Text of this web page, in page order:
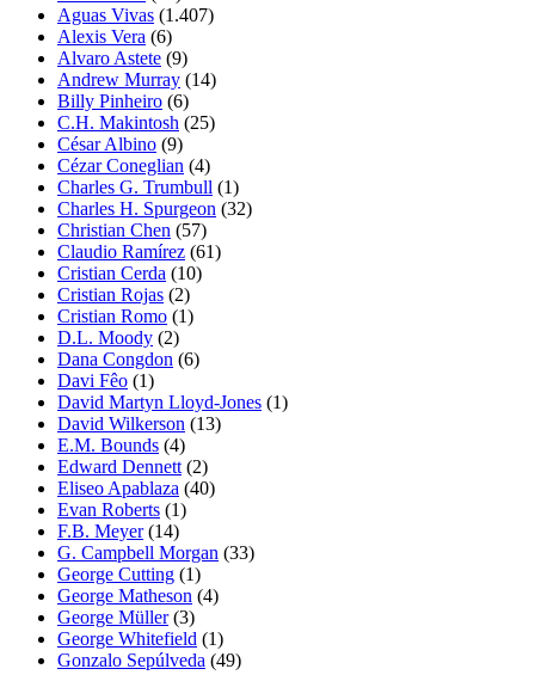
Aguas Vivas (1.407)
Alexis Vera (6)
Alvaro Astete (9)
Andrew Murray (14)
Billy Pinheiro (6)
C.H. Makintosh (25)
César Albino (9)
Cézar Coneglian (4)
Charles G. Trumbull (1)
Charles H. Spurgeon (32)
Christian Chen (57)
Claudio Ramírez (61)
Cristian Cerda (10)
Cristian Rojas (2)
Cristian Romo (1)
D.L. Moody (2)
Dana Congdon (6)
Davi Fêo (1)
David Martyn Lloyd-Jones (1)
David Wilkerson (13)
E.M. Bounds (4)
Edward Dennett(2)
Eliseo Apablaza (40)
Evan Roberts (1)
F.B. Meyer(14)
G. Campbell Morgan (33)
George Cutting (1)
George Matheson (4)
George Müller(3)
George Whitefield (1)
Gonzalo Sepúlveda (49)